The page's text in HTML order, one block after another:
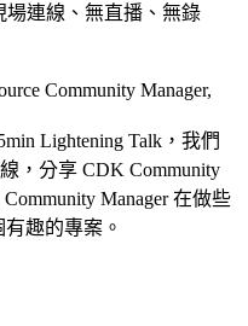
場連線、無直播、無錄
Community Manager,
Lightening Talk，我們
，分享 CDK Community
Manager 在做些
趣的專案。